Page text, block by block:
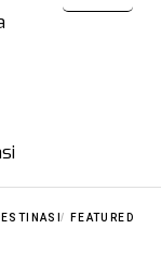
FEATURED